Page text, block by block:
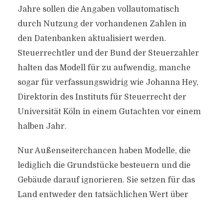
Jahre sollen die Angaben vollautomatisch
durch Nutzung der vorhandenen Zahlen in
den Datenbanken aktualisiert werden.
Steuerrechtler und der Bund der Steuerzahler
halten das Modell für zu aufwendig, manche
sogar für verfassungswidrig wie Johanna Hey,
Direktorin des Instituts für Steuerrecht der
Universität Köln in einem Gutachten vor einem
halben Jahr.
Nur Außenseiterchancen haben Modelle, die
lediglich die Grundstücke besteuern und die
Gebäude darauf ignorieren. Sie setzen für das
Land entweder den tatsächlichen Wert über